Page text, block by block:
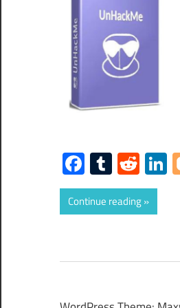
Facebook
Tumblr
Continue reading